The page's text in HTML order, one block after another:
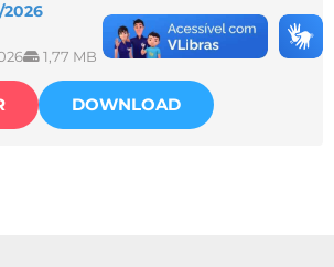
2026
1,77 MB
DOWNLOAD